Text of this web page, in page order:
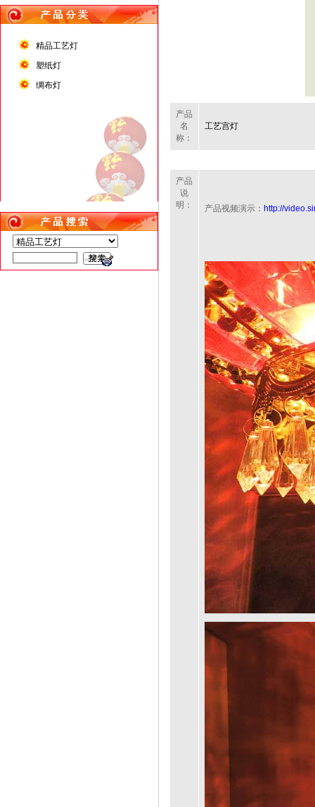
精品工艺灯
塑纸灯
绸布灯
产品
名
称：
工艺宫灯
产品
说
明：
产品视频演示： http://